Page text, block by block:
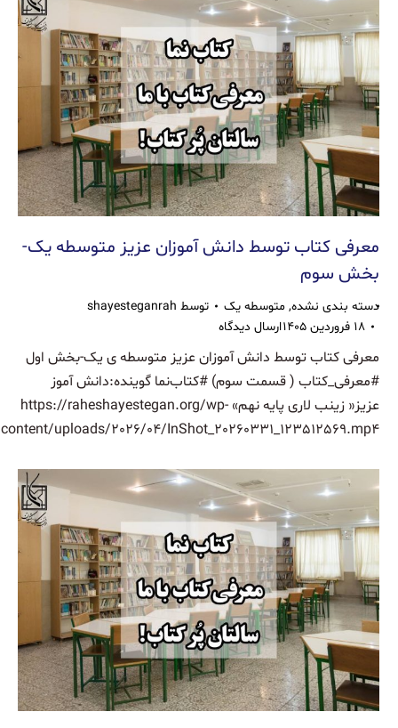
معرفی کتاب توسط دانش آموزان عزیز متوسطه یک-
بخش سوم
دسته بندی نشده, متوسطه یک توسط shayesteganrah
۱۸ فروردین ۱۴۰۵
ارسال دیدگاه
معرفی کتاب توسط دانش آموزان عزیز متوسطه ی یک-بخش اول
#معرفی_کتاب ( قسمت سوم) #کتاب‌نما‌ گوینده:دانش آموز
عزیز« زینب لاری پایه نهم» https://raheshayestegan.org/wp-
content/uploads/2026/04/InShot_20260331_123512569.mp4